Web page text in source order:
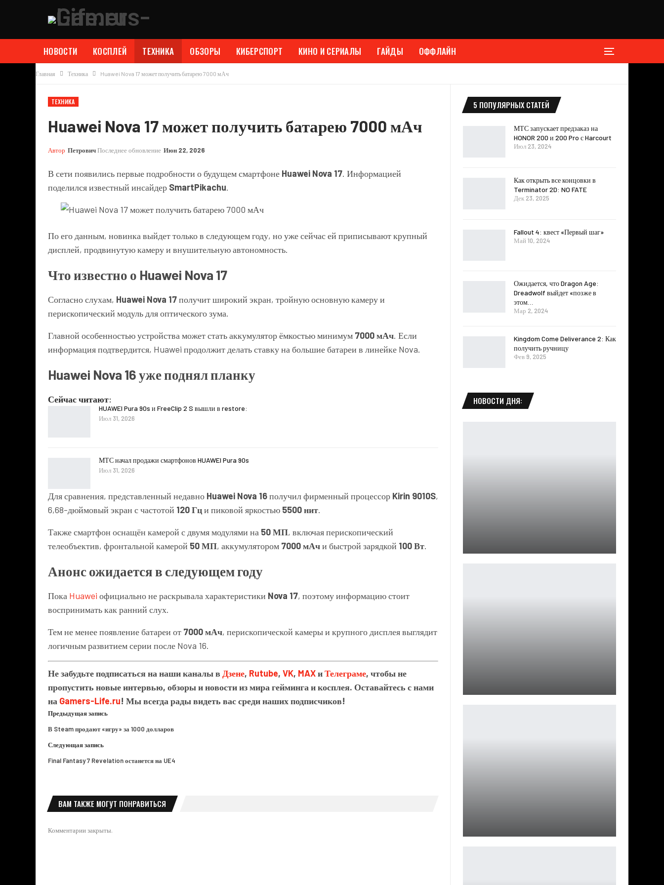
НОВОСТИ КОСПЛЕЙ ТЕХНИКА ОБЗОРЫ КИБЕРСПОРТ КИНО И СЕРИАЛЫ ГАЙДЫ ОФФЛАЙН
Главная Техника Huawei Nova 17 может получить батарею 7000 мАч
ТЕХНИКА
Huawei Nova 17 может получить батарею 7000 мАч
Автор ПетровичПоследнее обновление Июн 22, 2026
В сети появились первые подробности о будущем смартфоне Huawei Nova 17. Информацией
поделился известный инсайдер SmartPikachu.
По его данным, новинка выйдет только в следующем году, но уже сейчас ей приписывают крупный
дисплей, продвинутую камеру и внушительную автономность.
Что известно о Huawei Nova 17
Согласно слухам, Huawei Nova 17получит широкий экран, тройную основную камеру и
перископический модуль для оптического зума.
Главной особенностью устройства может стать аккумулятор ёмкостью минимум 7000 мАч. Если
информация подтвердится, Huawei продолжит делать ставку на большие батареи в линейке Nova.
Huawei Nova 16 уже поднял планку
Сейчас читают:
HUAWEI Pura 90s и FreeClip 2 S вышли в restore:
Июл 31, 2026
МТС начал продажи смартфонов HUAWEI Pura 90s
Июл 31, 2026
Для сравнения, представленный недавно Huawei Nova 16получил фирменный процессор Kirin 9010S,
6,68-дюймовый экран с частотой 120 Гци пиковой яркостью 5500 нит.
Также смартфон оснащён камерой с двумя модулями на 50 МП, включая перископический
телеобъектив, фронтальной камерой 50 МП, аккумулятором 7000 мАчи быстрой зарядкой 100 Вт.
Анонс ожидается в следующем году
Пока Huawei официально не раскрывала характеристики Nova 17, поэтому информацию стоит
воспринимать как ранний слух.
Тем не менее появление батареи от 7000 мАч, перископической камеры и крупного дисплея выглядит
логичным развитием серии после Nova 16.
Не забудьте подписаться на наши каналы в Дзене, Rutube, VK, MAXиТелеграме, чтобы не
пропустить новые интервью, обзоры и новости из мира гейминга и косплея. Оставайтесь с нами
на Gamers-Life.ru! Мы всегда рады видеть вас среди наших подписчиков!
Предыдущая запись
В Steam продают «игру» за 1000 долларов
Следующая запись
Final Fantasy 7 Revelation останется на UE4
ВАМ ТАКЖЕ МОГУТ ПОНРАВИТЬСЯ
Комментарии закрыты.
5 ПОПУЛЯРНЫХ СТАТЕЙ
МТС запускает предзаказ на
HONOR 200 и 200 Pro с Harcourt
Июл 23, 2024
Как открыть все концовки в
Terminator 2D: NO FATE
Дек 23, 2025
Fallout 4: квест «Первый шаг»
Май 10, 2024
Ожидается, что Dragon Age:
Dreadwolf выйдет «позже в
этом…
Мар 2, 2024
Kingdom Come Deliverance 2: Как
получить ручницу
Фев 9, 2025
НОВОСТИ ДНЯ: